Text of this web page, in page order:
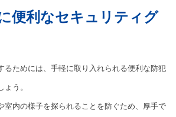
便利なセキュリティグ
るためには、手軽に取り入れられる便利な防犯
う。
室内の様子を探られることを防ぐため、厚手で